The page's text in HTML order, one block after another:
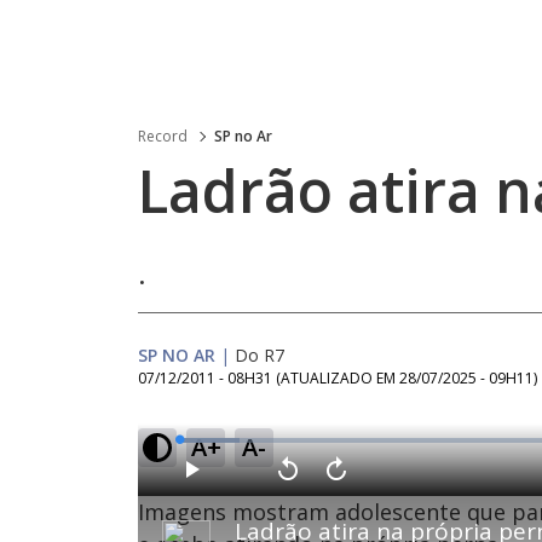
Record SP no Ar
Ladrão atira
.
SP NO AR | Do R7
07/12/2011 - 08H31 (ATUALIZADO EM 28/07/2025 - 09H11)
A+ A-
Ladrão atira na própria
P
l
a
y
V
o
l
t
a
A
v
n
ç
L
o
d
e
:
Imagens mostram adolescente que